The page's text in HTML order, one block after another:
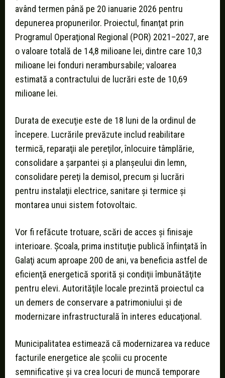
având termen până pe 20 ianuarie 2026 pentru
depunerea propunerilor. Proiectul, finanţat prin
Programul Operaţional Regional (POR) 2021–2027, are
o valoare totală de 14,8 milioane lei, dintre care 10,3
milioane lei fonduri nerambursabile; valoarea
estimată a contractului de lucrări este de 10,69
milioane lei.
Durata de execuţie este de 18 luni de la ordinul de
începere. Lucrările prevăzute includ reabilitare
termică, reparaţii ale pereţilor, înlocuire tâmplărie,
consolidare a şarpantei şi a planşeului din lemn,
consolidare pereţi la demisol, precum şi lucrări
pentru instalaţii electrice, sanitare şi termice şi
montarea unui sistem fotovoltaic.
Vor fi refăcute trotuare, scări de acces şi finisaje
interioare. Şcoala, prima instituţie publică înfiinţată în
Galaţi acum aproape 200 de ani, va beneficia astfel de
eficienţă energetică sporită şi condiţii îmbunătăţite
pentru elevi. Autorităţile locale prezintă proiectul ca
un demers de conservare a patrimoniului şi de
modernizare infrastructurală în interes educaţional.
Municipalitatea estimează că modernizarea va reduce
facturile energetice ale şcolii cu procente
semnificative şi va crea locuri de muncă temporare